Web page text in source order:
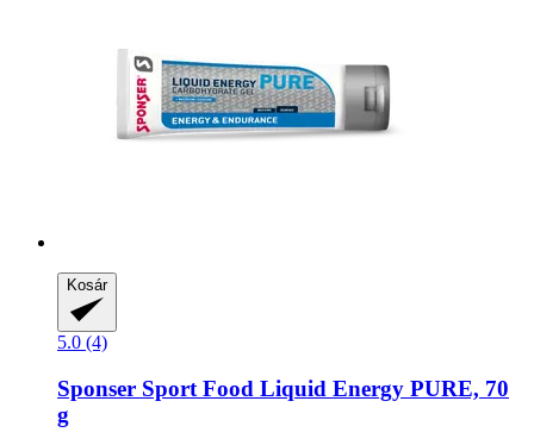
Kosár
5.0 (4)
Sponser Sport Food Liquid Energy PURE, 70
g